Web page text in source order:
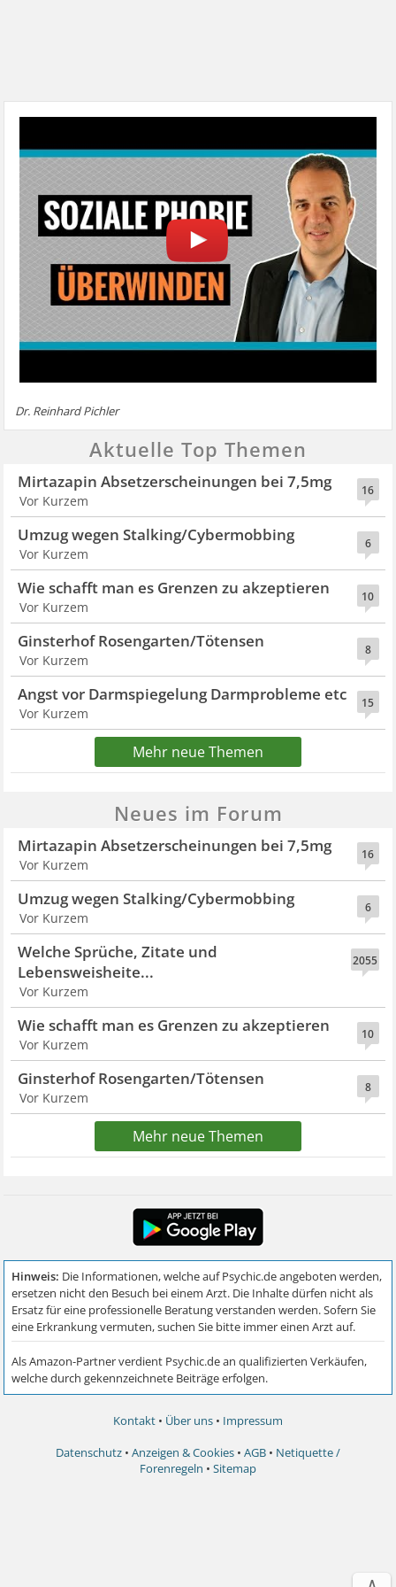
Dr. Reinhard Pichler
Aktuelle Top Themen
16
Mirtazapin Absetzerscheinungen bei 7,5mg
Vor Kurzem
6
Umzug wegen Stalking/Cybermobbing
Vor Kurzem
10
Wie schafft man es Grenzen zu akzeptieren
Vor Kurzem
8
Ginsterhof Rosengarten/Tötensen
Vor Kurzem
15
Angst vor Darmspiegelung Darmprobleme etc
Vor Kurzem
Mehr neue Themen
Neues im Forum
16
Mirtazapin Absetzerscheinungen bei 7,5mg
Vor Kurzem
6
Umzug wegen Stalking/Cybermobbing
Vor Kurzem
2055
Welche Sprüche, Zitate und
Lebensweisheite...
Vor Kurzem
10
Wie schafft man es Grenzen zu akzeptieren
Vor Kurzem
8
Ginsterhof Rosengarten/Tötensen
Vor Kurzem
Mehr neue Themen
Kontakt • Über uns • Impressum
Datenschutz • Anzeigen & Cookies • AGB • Netiquette /
Forenregeln • Sitemap
∧